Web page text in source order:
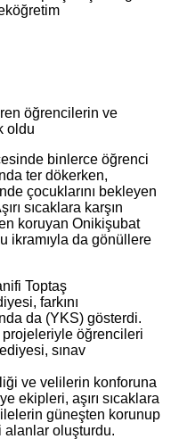
öğrencilerin ve
oldu
binlerce öğrenci
ter dökerken,
çocuklarını bekleyen
sıcaklara karşın
koruyan Onikişubat
ikramıyla da gönüllere
Toptaş
farkını
da (YKS) gösterdi.
projeleriyle öğrencileri
sınav
ve velilerin konforuna
ekipleri, aşırı sıcaklara
güneşten korunup
alanlar oluşturdu.